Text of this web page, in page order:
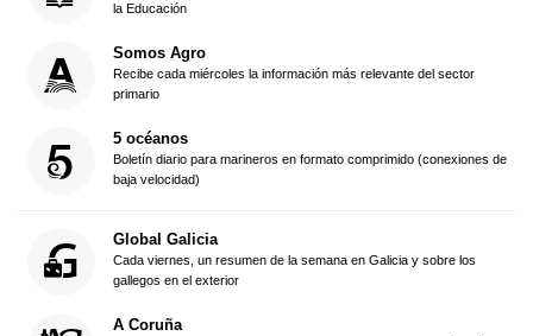
la Educación
Somos Agro
Recibe cada miércoles la información más relevante del sector
primario
5 océanos
Boletín diario para marineros en formato comprimido (conexiones de
baja velocidad)
Global Galicia
Cada viernes, un resumen de la semana en Galicia y sobre los
gallegos en el exterior
A Coruña